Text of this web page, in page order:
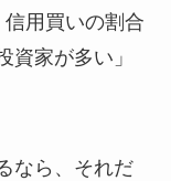
用買いの割合
資家が多い」
なら、それだ